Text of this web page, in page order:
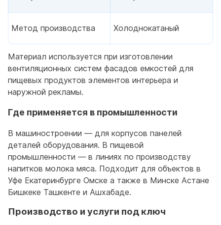
Метод производства Холоднокатаный
Материал используется при изготовлении
вентиляционных систем фасадов емкостей для
пищевых продуктов элементов интерьера и
наружной рекламы.
Где применяется в промышленности
В машиностроении — для корпусов панелей
деталей оборудования. В пищевой
промышленности — в линиях по производству
напитков молока мяса. Подходит для объектов в
Уфе Екатеринбурге Омске а также в Минске Астане
Бишкеке Ташкенте и Ашхабаде.
Производство и услуги под ключ